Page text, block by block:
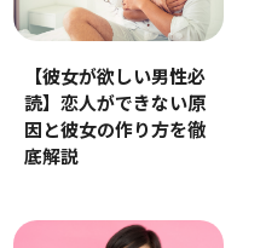
【彼女が欲しい男性必
読】恋人ができない原
因と彼女の作り方を徹
底解説